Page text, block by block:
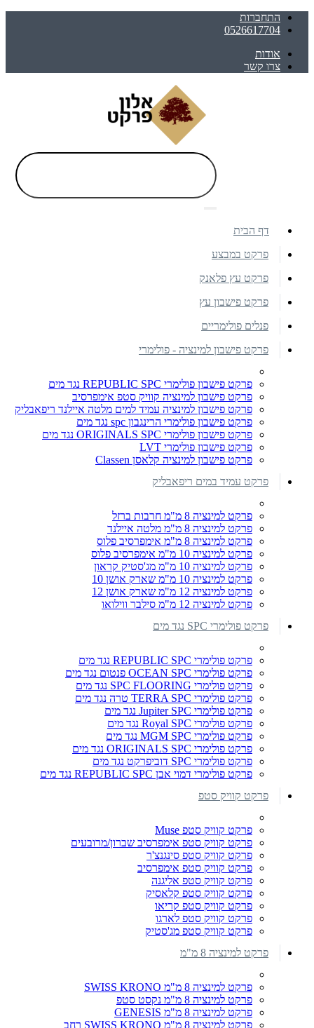
התחברות
0526617704
אודות
צרו קשר
דף הבית
פרקט במבצע
פרקט עץ פלאנק
פרקט פישבון עץ
פנלים פולימריים
פרקט פישבון למינציה - פולימרי
פרקט פישבון פולימרי REPUBLIC SPC נגד מים
פרקט פישבון למינציה קוויק סטפ אימפרסיב
פרקט פישבון למינציה עמיד למים מלטה איילנד ריפאבליק
פרקט פישבון פולימרי הרינגבון spc נגד מים
פרקט פישבון פולימרי ORIGINALS SPC נגד מים
פרקט פישבון פולימרי LVT
פרקט פישבון למינציה קלאסן Classen
פרקט עמיד במים ריפאבליק
פרקט למינציה 8 מ"מ חרבות ברזל
פרקט למינציה 8 מ"מ מלטה איילנד
פרקט למינציה 8 מ"מ אימפרסיב פלוס
פרקט למינציה 10 מ"מ אימפרסיב פלוס
פרקט למינציה 10 מ"מ מג'סטיק קראון
פרקט למינציה 10 מ"מ שארק אושן 10
פרקט למינציה 12 מ"מ שארק אושן 12
פרקט למינציה 12 מ"מ סילבר ווילואו
פרקט פולימרי SPC נגד מים
פרקט פולימרי REPUBLIC SPC נגד מים
פרקט פולימרי OCEAN SPC פנטום נגד מים
פרקט פולימרי SPC FLOORING נגד מים
פרקט פולימרי TERRA SPC טרה נגד מים
פרקט פולימרי Jupiter SPC נגד מים
פרקט פולימרי Royal SPC נגד מים
פרקט פולימרי MGM SPC נגד מים
פרקט פולימרי ORIGINALS SPC נגד מים
פרקט פולימרי SPC דוביפרקט נגד מים
פרקט פולימרי דמוי אבן REPUBLIC SPC נגד מים
פרקט קוויק סטפ
פרקט קוויק סטפ Muse
פרקט קוויק סטפ אימפרסיב שברון/מרובעים
פרקט קוויק סטפ סינגנצ'ר
פרקט קוויק סטפ אימפרסיב
פרקט קוויק סטפ אליגנה
פרקט קוויק סטפ קלאסיק
פרקט קוויק סטפ קריאו
פרקט קוויק סטפ לארגו
פרקט קוויק סטפ מג'סטיק
פרקט למינציה 8 מ"מ
פרקט למינציה 8 מ"מ SWISS KRONO
פרקט למינציה 8 מ"מ נקסט סטפ
פרקט למינציה 8 מ"מ GENESIS
פרקט למינציה 8 מ"מ SWISS KRONO רחב